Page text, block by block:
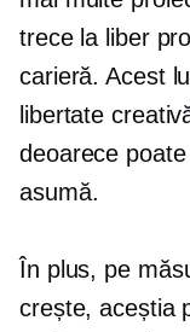
trece la liber
carieră. Acest
libertate
deoarece
asumă.
În plus, pe
crește, aceștia